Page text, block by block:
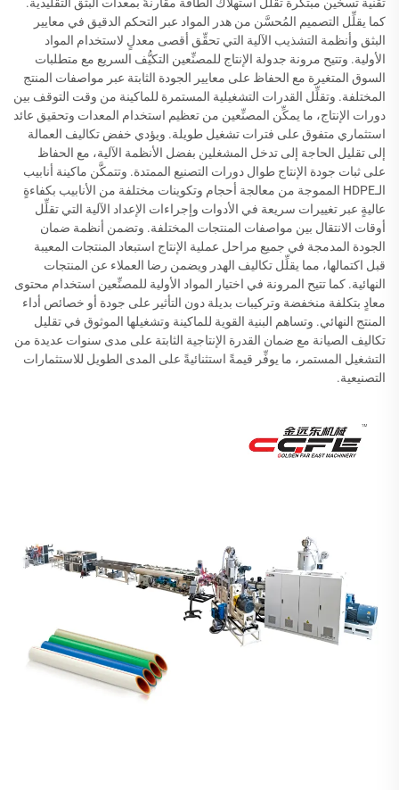
كما يقلِّل التصميم المُحسَّن من هدر المواد عبر التحكم الدقيق في معايير
البثق وأنظمة التشذيب الآلية التي تحقِّق أقصى معدلٍ لاستخدام المواد
الأولية. وتتيح مرونة جدولة الإنتاج للمصنِّعين التكيُّف السريع مع متطلبات
السوق المتغيرة مع الحفاظ على معايير الجودة الثابتة عبر مواصفات المنتج
المختلفة. وتقلِّل القدرات التشغيلية المستمرة للماكينة من وقت التوقف بين
دورات الإنتاج، ما يمكِّن المصنِّعين من تعظيم استخدام المعدات وتحقيق عائد
استثماري متفوق على فترات تشغيل طويلة. ويؤدي خفض تكاليف العمالة
إلى تقليل الحاجة إلى تدخل المشغلين بفضل الأنظمة الآلية، مع الحفاظ
على ثبات جودة الإنتاج طوال دورات التصنيع الممتدة. وتتمكَّن ماكينة أنابيب
الـHDPE المموجة من معالجة أحجام وتكوينات مختلفة من الأنابيب بكفاءةٍ
عاليةٍ عبر تغييرات سريعة في الأدوات وإجراءات الإعداد الآلية التي تقلِّل
أوقات الانتقال بين مواصفات المنتجات المختلفة. وتضمن أنظمة ضمان
الجودة المدمجة في جميع مراحل عملية الإنتاج استبعاد المنتجات المعيبة
قبل اكتمالها، مما يقلِّل تكاليف الهدر ويضمن رضا العملاء عن المنتجات
النهائية. كما تتيح المرونة في اختيار المواد الأولية للمصنِّعين استخدام محتوى
معادٍ بتكلفة منخفضة وتركيبات بديلة دون التأثير على جودة أو خصائص أداء
المنتج النهائي. وتساهم البنية القوية للماكينة وتشغيلها الموثوق في تقليل
تكاليف الصيانة مع ضمان القدرة الإنتاجية الثابتة على مدى سنوات عديدة من
التشغيل المستمر، ما يوفِّر قيمةً استثنائيةً على المدى الطويل للاستثمارات
التصنيعية.